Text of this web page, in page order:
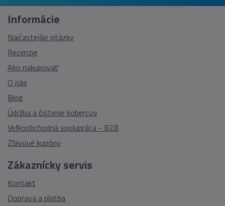
Zákaznícky servis
Kontakt
Doprava a platba
Informácie
Najčastejšie otázky
Recenzie
Ako nakupovať
O nás
Blog
Údržba a čistenie kobercov
Veľkoobchodná spolupráca - B2B
Zľavové kupóny